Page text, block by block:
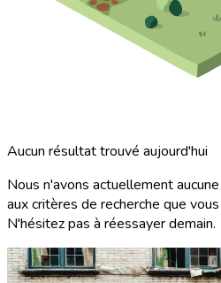
Aucun résultat trouvé aujourd'hui
Nous n'avons actuellement
aux critères de recherche que
N'hésitez pas à réessayer demain.